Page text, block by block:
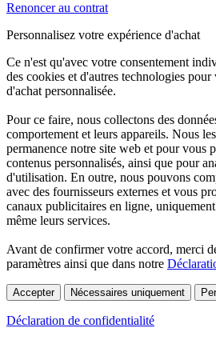
Renoncer au contrat
Personnalisez votre expérience d'achat
Ce n'est qu'avec votre consentement
des cookies et d'autres technologies
d'achat personnalisée.
Pour ce faire, nous collectons des
comportement et leurs appareils. Nous
permanence notre site web et pour vous
contenus personnalisés, ainsi que pour
d'utilisation. En outre, nous pouvons
avec des fournisseurs externes et vous
canaux publicitaires en ligne,
même leurs services.
Avant de confirmer votre accord, merci
paramètres ainsi que dans notre
Accepter Nécessaires uniquement
Déclaration de confidentialité